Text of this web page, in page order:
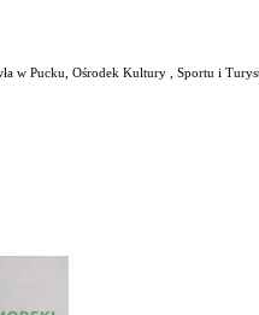
w Pucku, Ośrodek Kultury , Sportu i